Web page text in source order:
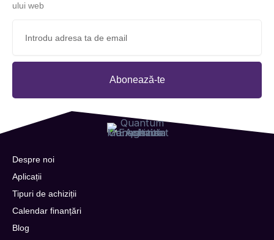
ului web
Abonează-te
Despre noi
Aplicații
Tipuri de achiziții
Calendar finanțări
Blog